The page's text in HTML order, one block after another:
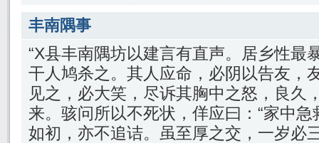
丰南隅事
“X县丰南隅坊以建言有直声。居乡性最
干人鸠杀之。其人应命，必阴以告友，
见之，必大笑，尽诉其胸中之怒，良久
来。骇问所以不死状，佯应曰：“家中急
如初，亦不追诘。虽至厚之交，一岁必